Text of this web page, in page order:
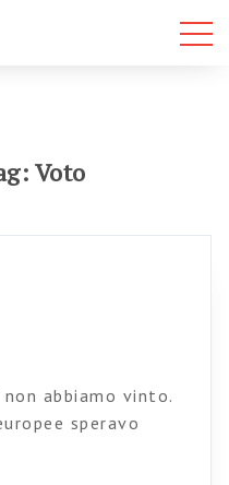
Voto
non abbiamo vinto.
speravo